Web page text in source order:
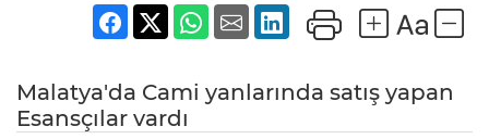
Malatya'da Cami yanlarında satış yapan
Esansçılar vardı